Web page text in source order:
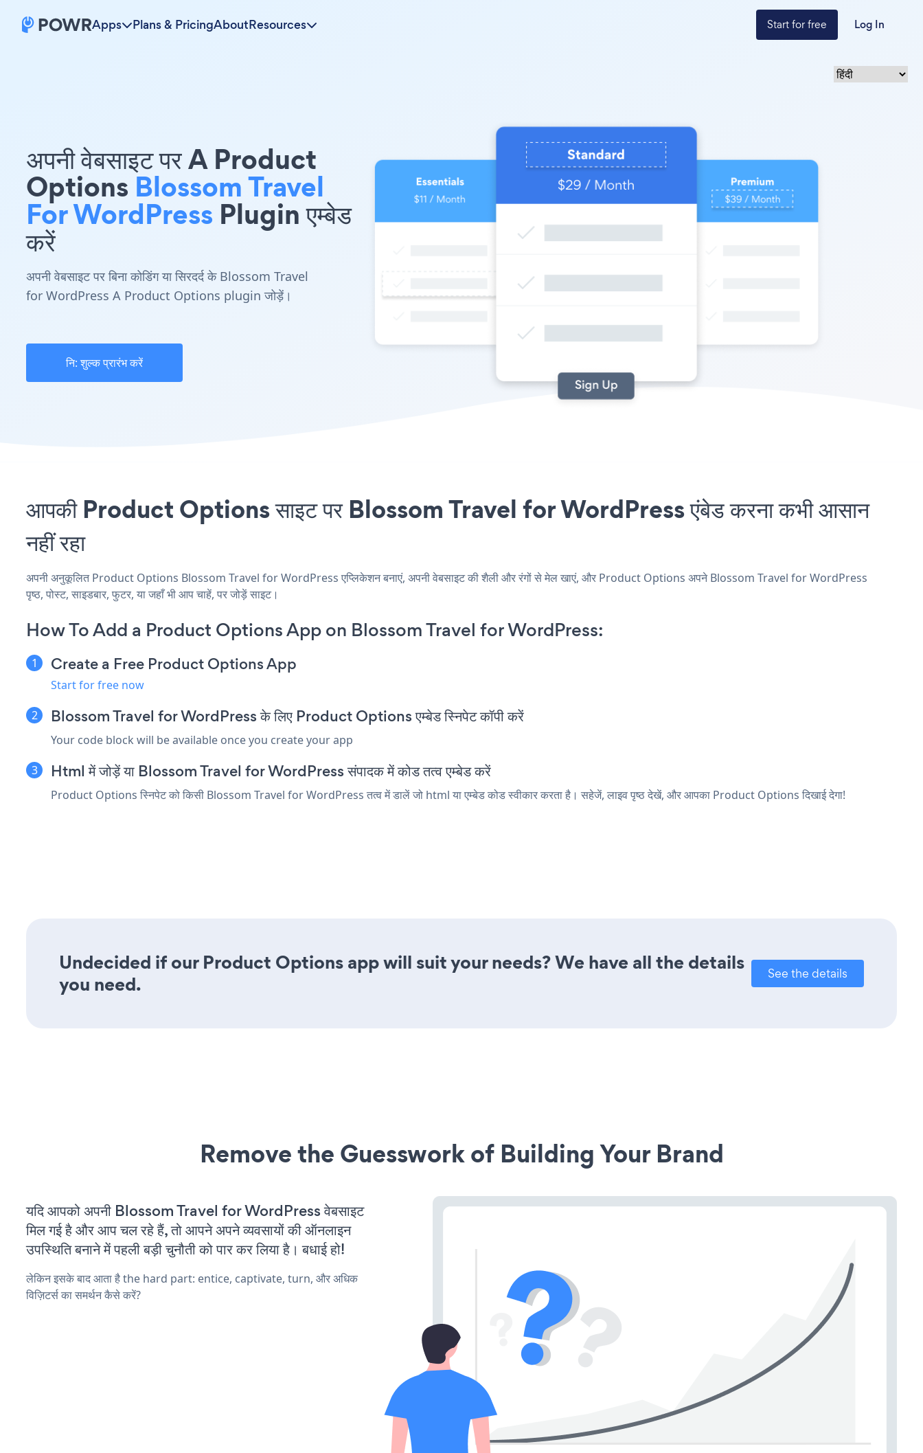
Apps Plans & PricingAboutResources Start for free Log In
अपनी वेबसाइट पर A Product
Options Blossom Travel
For WordPress Plugin एम्बेड
करें
अपनी वेबसाइट पर बिना कोडिंग या सिरदर्द के Blossom Travel
for WordPress A Product Options plugin जोड़ें।
नि: शुल्क प्रारंभ करें
आपकी Product Options साइट पर Blossom Travel for WordPress एंबेड करना कभी आसान
नहीं रहा
अपनी अनुकूलित Product Options Blossom Travel for WordPress एप्लिकेशन बनाएं, अपनी वेबसाइट की शैली और रंगों से मेल खाएं, और Product Options अपने Blossom Travel for WordPress
पृष्ठ, पोस्ट, साइडबार, फुटर, या जहाँ भी आप चाहें, पर जोड़ें साइट।
How To Add a Product Options App on Blossom Travel for WordPress:
Create a Free Product Options App
Start for free now
Blossom Travel for WordPress के लिए Product Options एम्बेड स्निपेट कॉपी करें
Your code block will be available once you create your app
Html में जोड़ें या Blossom Travel for WordPress संपादक में कोड तत्व एम्बेड करें
Product Options स्निपेट को किसी Blossom Travel for WordPress तत्व में डालें जो html या एम्बेड कोड स्वीकार करता है। सहेजें, लाइव पृष्ठ देखें, और आपका Product Options दिखाई देगा!
Undecided if our Product Options app will suit your needs? We have all the details
you need.
See the details
Remove the Guesswork of Building Your Brand
यदि आपको अपनी Blossom Travel for WordPress वेबसाइट
मिल गई है और आप चल रहे हैं, तो आपने अपने व्यवसायों की ऑनलाइन
उपस्थिति बनाने में पहली बड़ी चुनौती को पार कर लिया है। बधाई हो!
लेकिन इसके बाद आता है the hard part: entice, captivate, turn, और अधिक
विज़िटर्स का समर्थन कैसे करें?